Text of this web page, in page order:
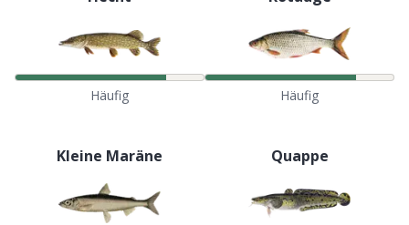
Häufig Häufig
Kleine Maräne Quappe